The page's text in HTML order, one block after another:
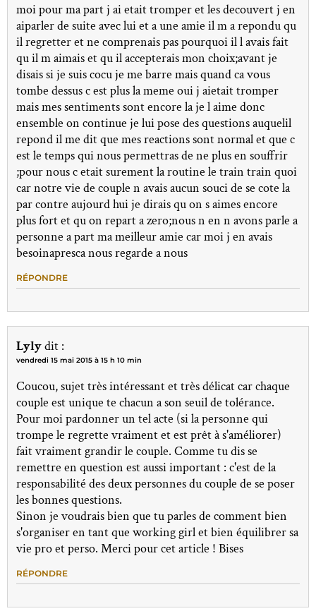
moi pour ma part j ai etait tromper et les decouvert j en
aiparler de suite avec lui et a une amie il m a repondu qu
il regretter et ne comprenais pas pourquoi il l avais fait
qu il m aimais et qu il accepterais mon choix;avant je
disais si je suis cocu je me barre mais quand ca vous
tombe dessus c est plus la meme oui j aietait tromper
mais mes sentiments sont encore la je l aime donc
ensemble on continue je lui pose des questions auquelil
repond il me dit que mes reactions sont normal et que c
est le temps qui nous permettras de ne plus en souffrir
;pour nous c etait surement la routine le train train quoi
car notre vie de couple n avais aucun souci de se cote la
par contre aujourd hui je dirais qu on s aimes encore
plus fort et qu on repart a zero;nous n en n avons parle a
personne a part ma meilleur amie car moi j en avais
besoinapresca nous regarde a nous
RÉPONDRE
Lylydit :
vendredi 15 mai 2015 à 15 h 10 min
Coucou, sujet très intéressant et très délicat car chaque
couple est unique te chacun a son seuil de tolérance.
Pour moi pardonner un tel acte (si la personne qui
trompe le regrette vraiment et est prêt à s'améliorer)
fait vraiment grandir le couple. Comme tu dis se
remettre en question est aussi important : c'est de la
responsabilité des deux personnes du couple de se poser
les bonnes questions.
Sinon je voudrais bien que tu parles de comment bien
s'organiser en tant que working girl et bien équilibrer sa
vie pro et perso. Merci pour cet article ! Bises
RÉPONDRE